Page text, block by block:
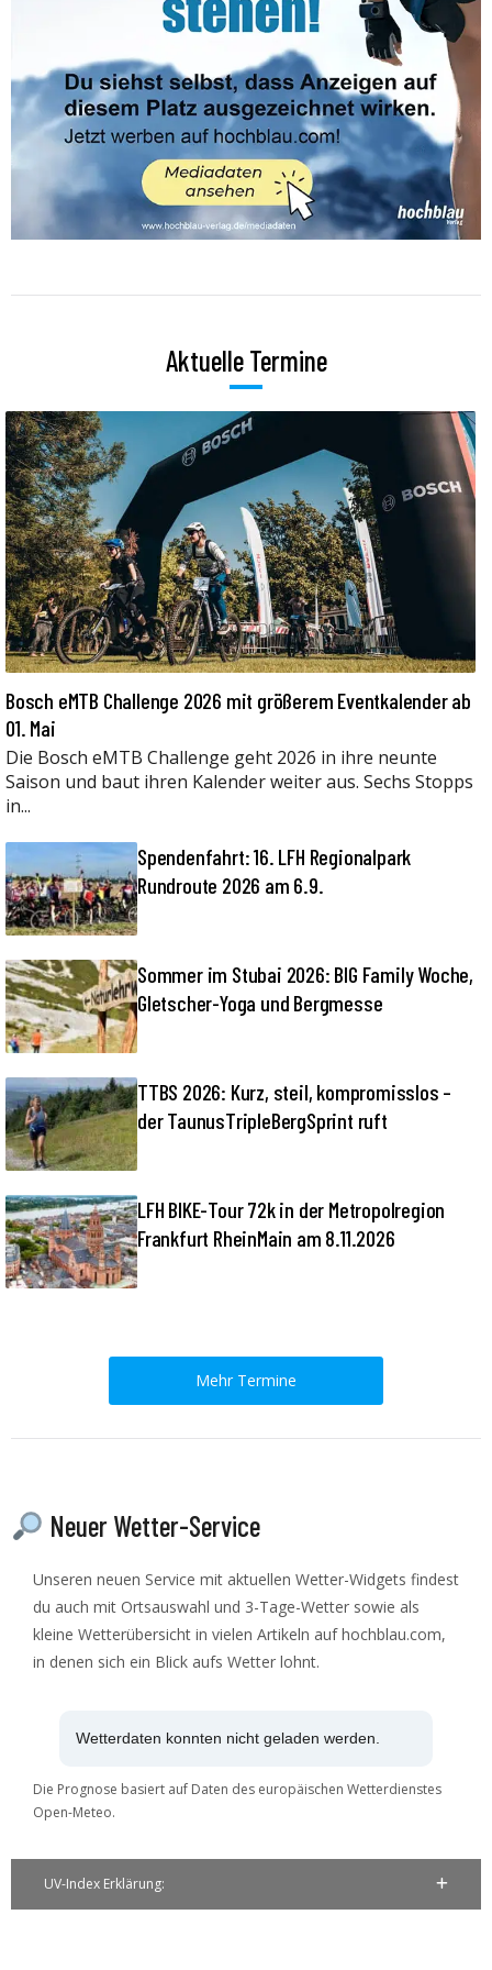
Aktuelle Termine
Bosch eMTB Challenge 2026 mit größerem Eventkalender ab
01. Mai
Die Bosch eMTB Challenge geht 2026 in ihre neunte
Saison und baut ihren Kalender weiter aus. Sechs Stopps
in...
Spendenfahrt: 16. LFH Regionalpark
Rundroute 2026 am 6.9.
Sommer im Stubai 2026: BIG Family Woche,
Gletscher-Yoga und Bergmesse
TTBS 2026: Kurz, steil, kompromisslos –
der TaunusTripleBergSprint ruft
LFH BIKE-Tour 72k in der Metropolregion
Frankfurt RheinMain am 8.11.2026
Mehr Termine
Neuer Wetter-Service
Unseren neuen Service mit aktuellen Wetter-Widgets findest
du auch mit Ortsauswahl und 3-Tage-Wetter sowie als
kleine Wetterübersicht in vielen Artikeln auf hochblau.com,
in denen sich ein Blick aufs Wetter lohnt.
Wetterdaten konnten nicht geladen werden.
Die Prognose basiert auf Daten des europäischen Wetterdienstes
Open-Meteo.
UV-Index Erklärung: